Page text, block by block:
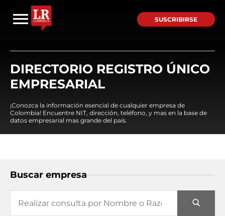
SUSCRIBIRSE
DIRECTORIO REGISTRO ÚNICO
EMPRESARIAL
¡Conozca la información esencial de cualquier empresa de
Colombia! Encuentre NIT, dirección, teléfono, y mas en la base de
datos empresarial mas grande del país.
Buscar empresa